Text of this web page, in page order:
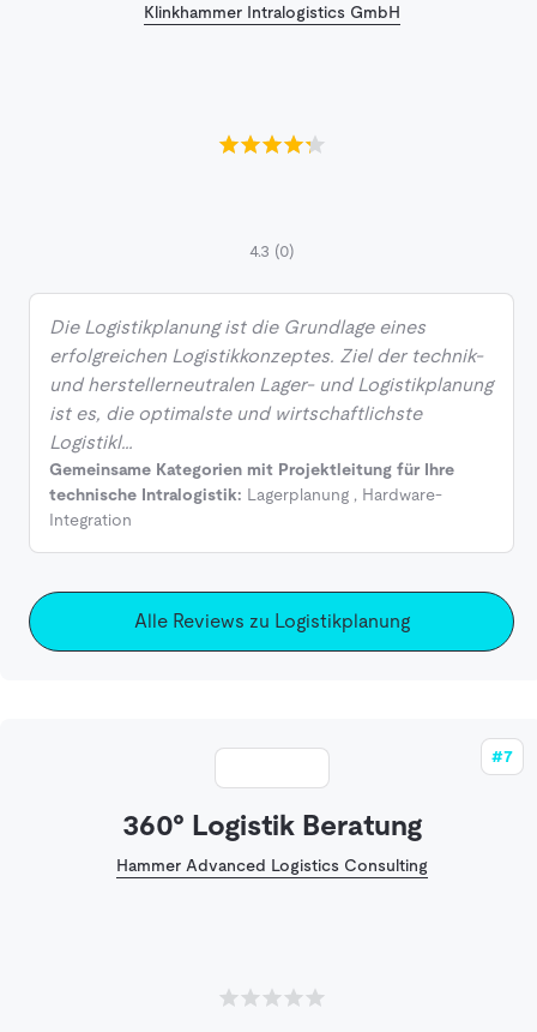
Klinkhammer Intralogistics GmbH
4.3 (0)
Die Logistikplanung ist die Grundlage eines
erfolgreichen Logistikkonzeptes. Ziel der technik-
und herstellerneutralen Lager- und Logistikplanung
ist es, die optimalste und wirtschaftlichste
Logistikl…
Gemeinsame Kategorien mit Projektleitung für Ihre
technische Intralogistik: Lagerplanung , Hardware-
Integration
Alle Reviews zu Logistikplanung
#7
360° Logistik Beratung
Hammer Advanced Logistics Consulting